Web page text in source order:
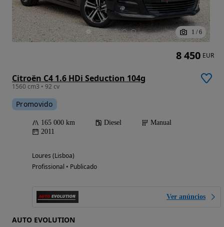
1 / 6
Citroën C4 1.6 HDi Seduction 104g
1560 cm3 • 92 cv
Promovido
165 000 km Diesel
Manual
2011
Loures (Lisboa)
Profissional • Publicado
Ver anúncios
AUTO EVOLUTION
8 450 EUR